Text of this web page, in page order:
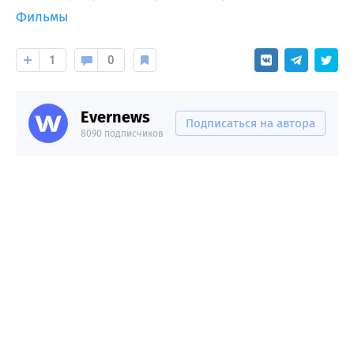
Фильмы
1 0
Evernews
8090 подписчиков
Подписаться на автора